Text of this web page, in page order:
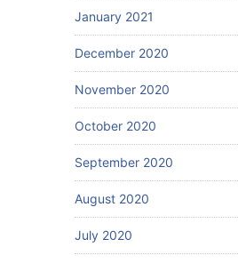
January 2021
December 2020
November 2020
October 2020
September 2020
August 2020
July 2020